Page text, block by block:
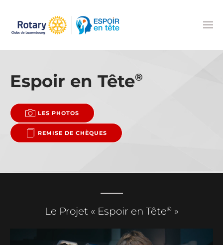
Accéder au contenu principal
Espoir en Tête®
LES PHOTOS
REMISE DE CHÈQUES
Le Projet « Espoir en Tête® »